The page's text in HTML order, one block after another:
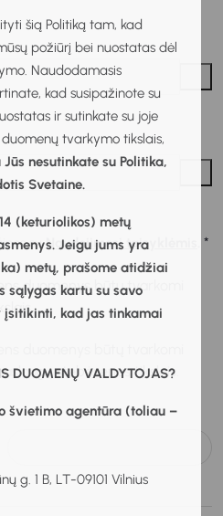
šią Politiką tam, kad
požiūrį bei nuostatas dėl
Naudodamasis
kad susipažinote su
ir sutinkate su joje
tvarkymo tikslais,
Jūs nesutinkate su Politika,
Svetaine.
(keturiolikos) metų
Jeigu jums yra
metų, prašome atidžiai
sąlygas kartu su savo
kad jas tinkamai
DUOMENŲ VALDYTOJAS?
švietimo agentūra (toliau –
g. 1 B, LT-09101 Vilnius
suNaudojimosi taisyklėmis *
duomenys būtų tvarkomi
duomenys būtų tvarkomi
stebėsenos tikslais.